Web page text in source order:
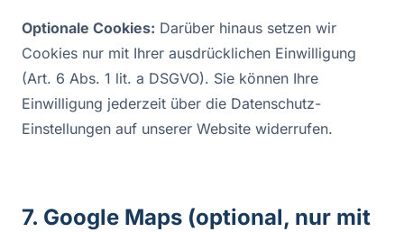
Optionale Cookies: Darüber hinaus setzen wir
Cookies nur mit Ihrer ausdrücklichen Einwilligung
(Art. 6 Abs. 1 lit. a DSGVO). Sie können Ihre
Einwilligung jederzeit über die Datenschutz-
Einstellungen auf unserer Website widerrufen.
7. Google Maps (optional, nur mit